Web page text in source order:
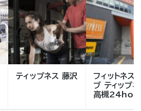
ティップネス 藤沢
フィットネス
ブ ティップ
高槻